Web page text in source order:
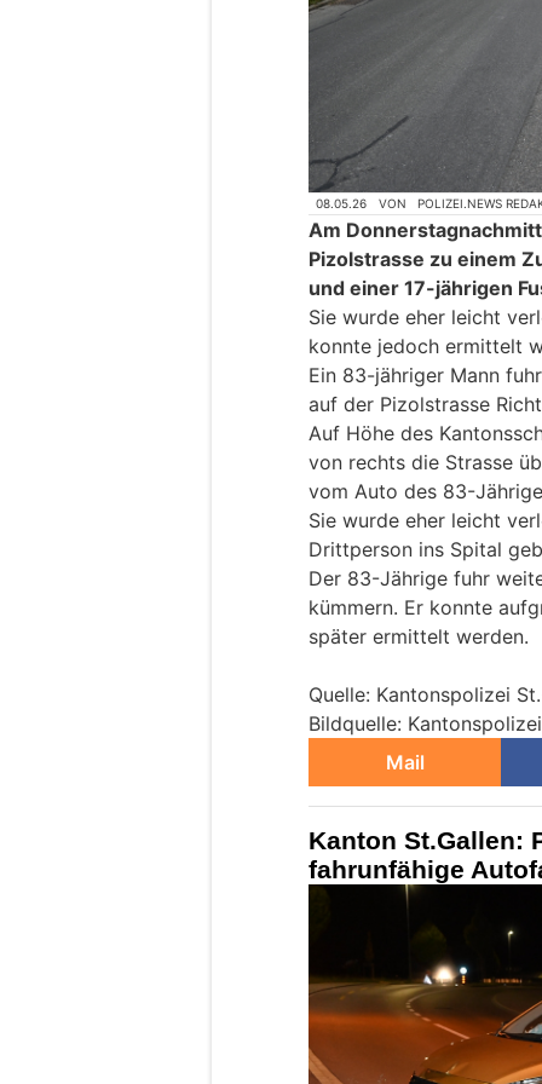
08.05.26 VON POLIZEI.NEWS
Am
Pizolstrasse zu einem
und einer 17-jährigen
Sie wurde eher leicht
konnte jedoch ermittelt
Ein 83-jähriger Mann
auf der Pizolstrasse
Auf Höhe des
von rechts die Strasse
vom Auto des 83-
Sie wurde eher leicht
Drittperson ins Spital
Der 83-Jährige fuhr
kümmern. Er konnte
später ermittelt werden.
Quelle: Kantonspolizei
Bildquelle:
Mail
Kanton St.Gallen:
fahrunfähige